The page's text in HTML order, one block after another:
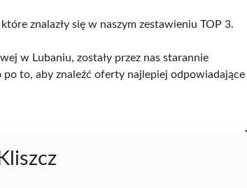
znalazły się w naszym zestawieniu TOP 3.
w Lubaniu, zostały przez nas starannie
to, aby znaleźć oferty najlepiej odpowiadające